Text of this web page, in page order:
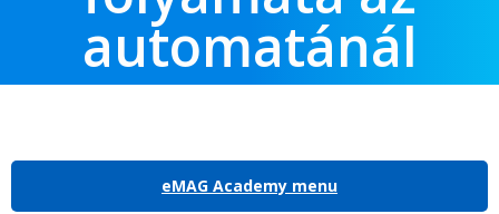
automatánál
eMAG Academy menu